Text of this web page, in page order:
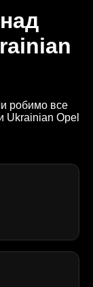
робимо все
Opel